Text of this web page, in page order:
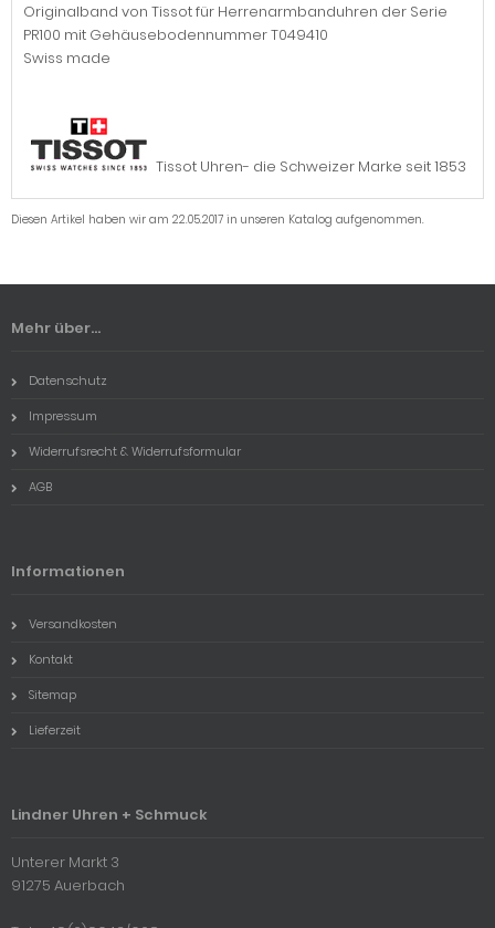
Originalband von Tissot für Herrenarmbanduhren der Serie
PR100 mit Gehäusebodennummer T049410
Swiss made
Tissot Uhren- die Schweizer Marke seit 1853
Diesen Artikel haben wir am 22.05.2017 in unseren Katalog aufgenommen.
Mehr über...
Datenschutz
Impressum
Widerrufsrecht & Widerrufsformular
AGB
Informationen
Versandkosten
Kontakt
Sitemap
Lieferzeit
Lindner Uhren + Schmuck
Unterer Markt 3
91275 Auerbach